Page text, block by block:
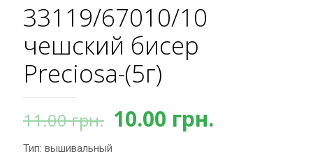
33119/67010/10
чешский бисер
Preciosa-(5г)
11.00грн. Первоначальная
10.00 грн.
Тип: вышивальный